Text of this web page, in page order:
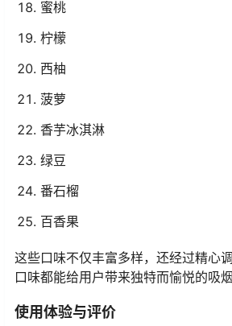
蜜桃
柠檬
西柚
菠萝
香芋冰淇淋
绿豆
番石榴
百香果
这些口味不仅丰富多样，还经过精心
口味都能给用户带来独特而愉悦的吸烟
使用体验与评价